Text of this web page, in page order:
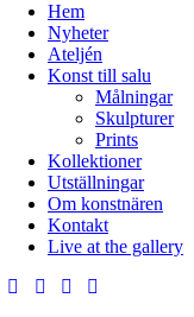
Hem
Nyheter
Ateljén
Konst till salu
Målningar
Skulpturer
Prints
Kollektioner
Utställningar
Om konstnären
Kontakt
Live at the gallery